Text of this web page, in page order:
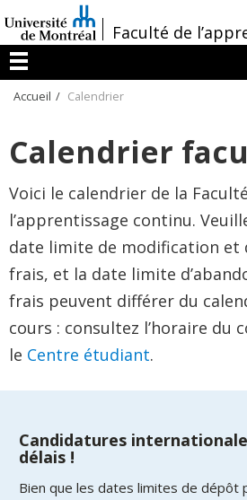
au
contenu
/Faculté de
Menu
Accueil Calendrier
Calendrier
Voici le calendrier de la
l’apprentissage continu.
date limite de modification et
frais, et la date limite
frais peuvent différer du
cours : consultez l’horaire du
le Centre étudiant.
Candidatures
délais !
Bien que les dates limites de dépôt